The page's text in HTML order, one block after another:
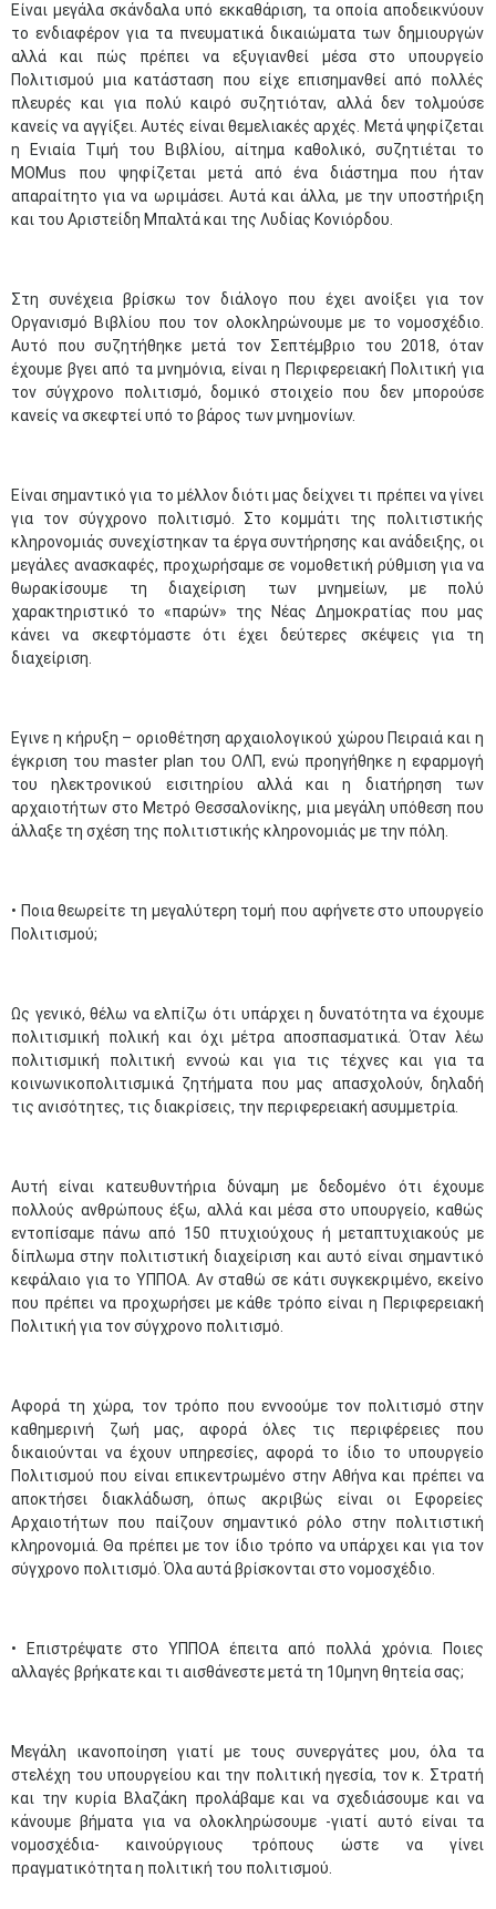
Είναι μεγάλα σκάνδαλα υπό εκκαθάριση, τα οποία αποδεικνύουν
το ενδιαφέρον για τα πνευματικά δικαιώματα των δημιουργών
αλλά και πώς πρέπει να εξυγιανθεί μέσα στο υπουργείο
Πολιτισμού μια κατάσταση που είχε επισημανθεί από πολλές
πλευρές και για πολύ καιρό συζητιόταν, αλλά δεν τολμούσε
κανείς να αγγίξει. Αυτές είναι θεμελιακές αρχές. Μετά ψηφίζεται
η Ενιαία Τιμή του Βιβλίου, αίτημα καθολικό, συζητιέται το
MOMus που ψηφίζεται μετά από ένα διάστημα που ήταν
απαραίτητο για να ωριμάσει. Αυτά και άλλα, με την υποστήριξη
και του Αριστείδη Μπαλτά και της Λυδίας Κονιόρδου.
Στη συνέχεια βρίσκω τον διάλογο που έχει ανοίξει για τον
Οργανισμό Βιβλίου που τον ολοκληρώνουμε με το νομοσχέδιο.
Αυτό που συζητήθηκε μετά τον Σεπτέμβριο του 2018, όταν
έχουμε βγει από τα μνημόνια, είναι η Περιφερειακή Πολιτική για
τον σύγχρονο πολιτισμό, δομικό στοιχείο που δεν μπορούσε
κανείς να σκεφτεί υπό το βάρος των μνημονίων.
Είναι σημαντικό για το μέλλον διότι μας δείχνει τι πρέπει να γίνει
για τον σύγχρονο πολιτισμό. Στο κομμάτι της πολιτιστικής
κληρονομιάς συνεχίστηκαν τα έργα συντήρησης και ανάδειξης, οι
μεγάλες ανασκαφές, προχωρήσαμε σε νομοθετική ρύθμιση για να
θωρακίσουμε τη διαχείριση των μνημείων, με πολύ
χαρακτηριστικό το «παρών» της Νέας Δημοκρατίας που μας
κάνει να σκεφτόμαστε ότι έχει δεύτερες σκέψεις για τη
διαχείριση.
Εγινε η κήρυξη – οριοθέτηση αρχαιολογικού χώρου Πειραιά και η
έγκριση του master plan του ΟΛΠ, ενώ προηγήθηκε η εφαρμογή
του ηλεκτρονικού εισιτηρίου αλλά και η διατήρηση των
αρχαιοτήτων στο Μετρό Θεσσαλονίκης, μια μεγάλη υπόθεση που
άλλαξε τη σχέση της πολιτιστικής κληρονομιάς με την πόλη.
• Ποια θεωρείτε τη μεγαλύτερη τομή που αφήνετε στο υπουργείο
Πολιτισμού;
Ως γενικό, θέλω να ελπίζω ότι υπάρχει η δυνατότητα να έχουμε
πολιτισμική πολική και όχι μέτρα αποσπασματικά. Όταν λέω
πολιτισμική πολιτική εννοώ και για τις τέχνες και για τα
κοινωνικοπολιτισμικά ζητήματα που μας απασχολούν, δηλαδή
τις ανισότητες, τις διακρίσεις, την περιφερειακή ασυμμετρία.
Αυτή είναι κατευθυντήρια δύναμη με δεδομένο ότι έχουμε
πολλούς ανθρώπους έξω, αλλά και μέσα στο υπουργείο, καθώς
εντοπίσαμε πάνω από 150 πτυχιούχους ή μεταπτυχιακούς με
δίπλωμα στην πολιτιστική διαχείριση και αυτό είναι σημαντικό
κεφάλαιο για το ΥΠΠΟΑ. Αν σταθώ σε κάτι συγκεκριμένο, εκείνο
που πρέπει να προχωρήσει με κάθε τρόπο είναι η Περιφερειακή
Πολιτική για τον σύγχρονο πολιτισμό.
Αφορά τη χώρα, τον τρόπο που εννοούμε τον πολιτισμό στην
καθημερινή ζωή μας, αφορά όλες τις περιφέρειες που
δικαιούνται να έχουν υπηρεσίες, αφορά το ίδιο το υπουργείο
Πολιτισμού που είναι επικεντρωμένο στην Αθήνα και πρέπει να
αποκτήσει διακλάδωση, όπως ακριβώς είναι οι Εφορείες
Αρχαιοτήτων που παίζουν σημαντικό ρόλο στην πολιτιστική
κληρονομιά. Θα πρέπει με τον ίδιο τρόπο να υπάρχει και για τον
σύγχρονο πολιτισμό. Όλα αυτά βρίσκονται στο νομοσχέδιο.
• Επιστρέψατε στο ΥΠΠΟΑ έπειτα από πολλά χρόνια. Ποιες
αλλαγές βρήκατε και τι αισθάνεστε μετά τη 10μηνη θητεία σας;
Μεγάλη ικανοποίηση γιατί με τους συνεργάτες μου, όλα τα
στελέχη του υπουργείου και την πολιτική ηγεσία, τον κ. Στρατή
και την κυρία Βλαζάκη προλάβαμε και να σχεδιάσουμε και να
κάνουμε βήματα για να ολοκληρώσουμε -γιατί αυτό είναι τα
νομοσχέδια- καινούργιους τρόπους ώστε να γίνει
πραγματικότητα η πολιτική του πολιτισμού.